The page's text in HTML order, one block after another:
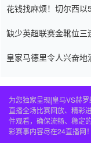
花钱找麻烦！切尔西
缺少英超联赛金靴位三
皇家马德里令人兴奋地
为您独家呈现[皇马VS赫
直播全场比赛回放、精彩
件观看，确保流畅、稳定
彩赛事内容尽在24直播网！